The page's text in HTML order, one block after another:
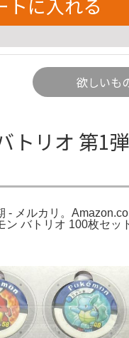
欲しいも
トリオ 第1
メルカリ。
バトリオ 100枚セッ